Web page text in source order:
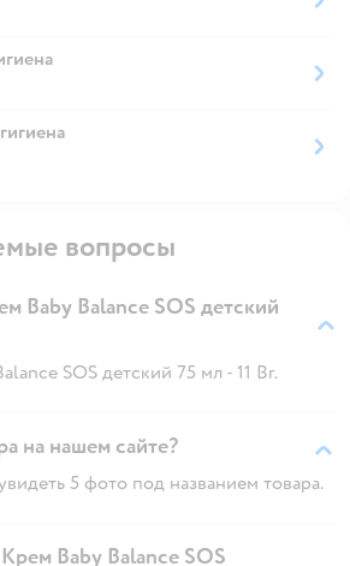
вопросы
Baby Balance SOS детский
SOS детский 75 мл - 11 Br.
на нашем сайте?
5 фото под названием товара.
Baby Balance SOS